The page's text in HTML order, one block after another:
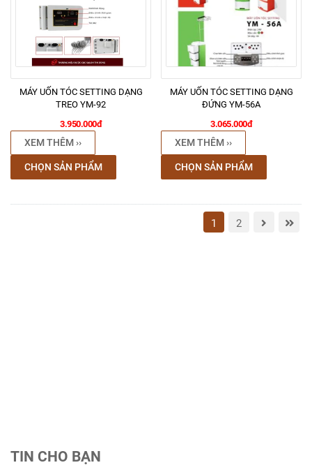
MÁY UỐN TÓC SETTING DẠNG
TREO YM-92
3.950.000đ
XEM THÊM ››
CHỌN SẢN PHẨM
MÁY UỐN TÓC SETTING DẠNG
ĐỨNG YM-56A
3.065.000đ
XEM THÊM ››
CHỌN SẢN PHẨM
1 2
TIN CHO BẠN